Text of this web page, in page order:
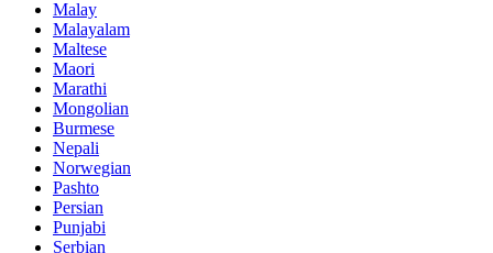
Malay
Malayalam
Maltese
Maori
Marathi
Mongolian
Burmese
Nepali
Norwegian
Pashto
Persian
Punjabi
Serbian